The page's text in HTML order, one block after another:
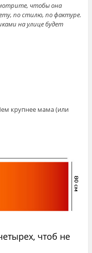
чтобы она
по стилю, по фактуре.
на улице будет
крупнее мама (или
чтоб не